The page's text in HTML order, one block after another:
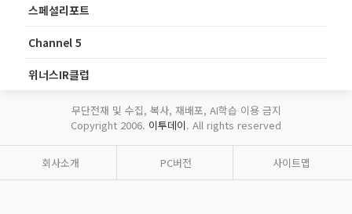
스페셜리포트
Channel 5
위너스IR클럽
무단전재 및 수집, 복사, 재배포, AI학습 이용 금지
Copyright 2006. 이투데이. All rights reserved
회사소개 PC버전 사이트맵